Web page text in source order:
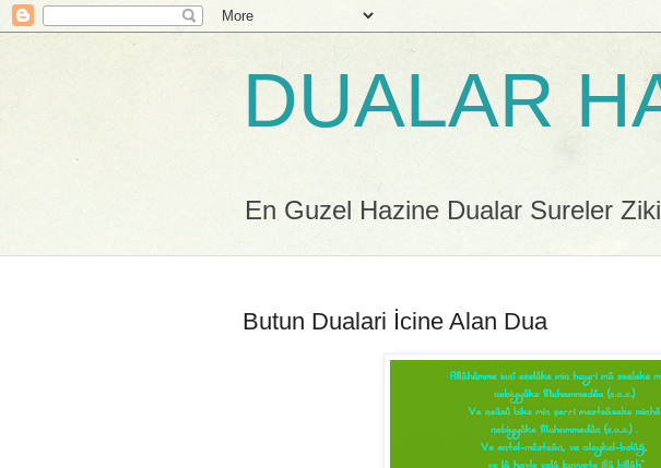
DUALAR
En Guzel Hazine Dualar Sureler
Butun Dualari İcine Alan Dua